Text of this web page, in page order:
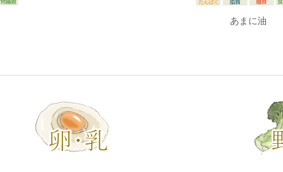
あまに油